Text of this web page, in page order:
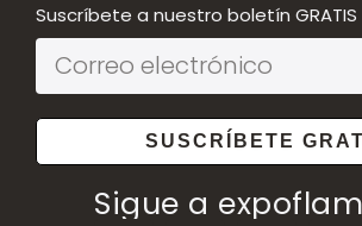
Suscríbete a nuestro boletín GRATIS
SUSCRÍBETE
Sigue a